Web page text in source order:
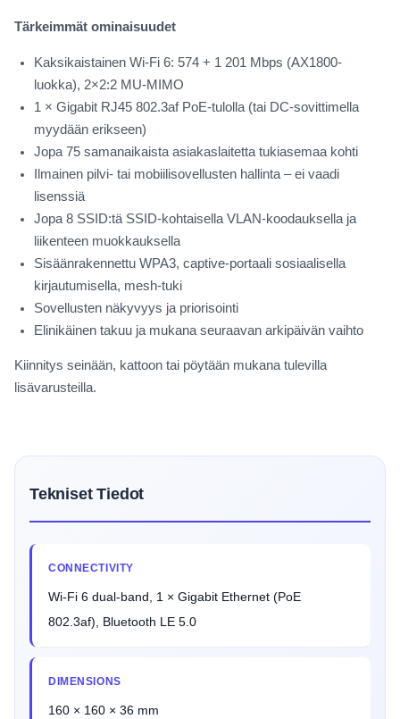
Tärkeimmät ominaisuudet
Kaksikaistainen Wi-Fi 6: 574 + 1 201 Mbps (AX1800-
luokka), 2×2:2 MU-MIMO
1 × Gigabit RJ45 802.3af PoE-tulolla (tai DC-sovittimella
myydään erikseen)
Jopa 75 samanaikaista asiakaslaitetta tukiasemaa kohti
Ilmainen pilvi- tai mobiilisovellusten hallinta – ei vaadi
lisenssiä
Jopa 8 SSID:tä SSID-kohtaisella VLAN-koodauksella ja
liikenteen muokkauksella
Sisäänrakennettu WPA3, captive-portaali sosiaalisella
kirjautumisella, mesh-tuki
Sovellusten näkyvyys ja priorisointi
Elinikäinen takuu ja mukana seuraavan arkipäivän vaihto
Kiinnitys seinään, kattoon tai pöytään mukana tulevilla
lisävarusteilla.
Tekniset Tiedot
CONNECTIVITY
Wi-Fi 6 dual-band, 1 × Gigabit Ethernet (PoE
802.3af), Bluetooth LE 5.0
DIMENSIONS
160 × 160 × 36 mm